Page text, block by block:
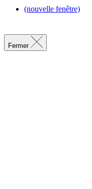
(nouvelle fenêtre)
Fermer